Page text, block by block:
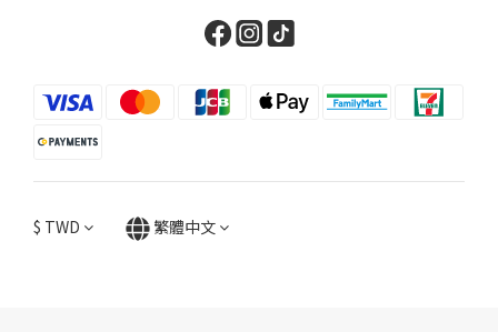
$ TWD 繁體中文